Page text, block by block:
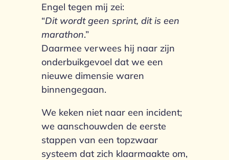
Engel tegen mij zei:
“Dit wordt geen sprint, dit is een
marathon.”
Daarmee verwees hij naar zijn
onderbuikgevoel dat we een
nieuwe dimensie waren
binnengegaan.
We keken niet naar een incident;
we aanschouwden de eerste
stappen van een topzwaar
systeem dat zich klaarmaakte om,